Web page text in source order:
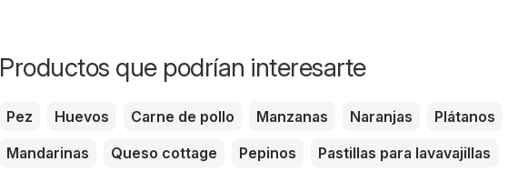
Productos que podrían interesarte
Pez Huevos Carne de pollo Manzanas Naranjas
Plátanos
Mandarinas
Queso cottage Pepinos
Pastillas para lavavajillas